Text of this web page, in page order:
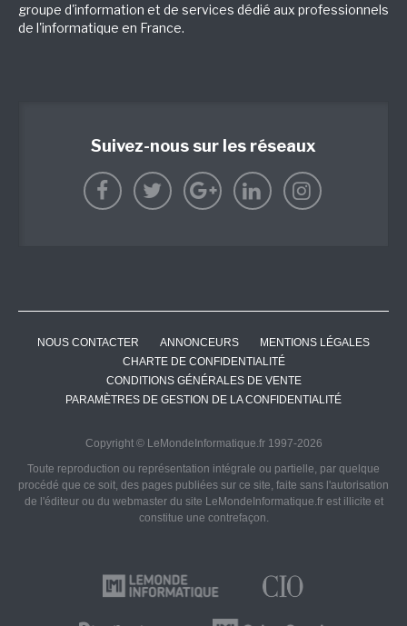
groupe d'information et de services dédié aux professionnels
de l'informatique en France.
Suivez-nous sur les réseaux
NOUS CONTACTER ANNONCEURS
MENTIONS LÉGALES
CHARTE DE CONFIDENTIALITÉ
CONDITIONS GÉNÉRALES DE VENTE
PARAMÈTRES DE GESTION DE LA CONFIDENTIALITÉ
Copyright © LeMondeInformatique.fr 1997-2026
Toute reproduction ou représentation intégrale ou partielle, par quelque
procédé que ce soit, des pages publiées sur ce site, faite sans l'autorisation
de l'éditeur ou du webmaster du site LeMondeInformatique.fr est illicite et
constitue une contrefaçon.